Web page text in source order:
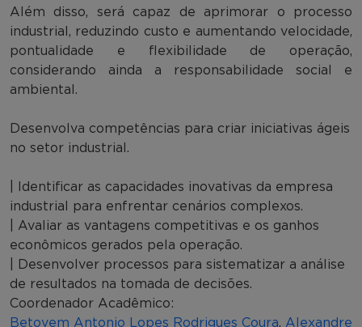
Além disso, será capaz de aprimorar o processo
industrial, reduzindo custo e aumentando velocidade,
pontualidade e flexibilidade de operação,
considerando ainda a responsabilidade social e
ambiental.
Desenvolva competências para criar iniciativas ágeis
no setor industrial.
| Identificar as capacidades inovativas da empresa
industrial para enfrentar cenários complexos.
| Avaliar as vantagens competitivas e os ganhos
econômicos gerados pela operação.
| Desenvolver processos para sistematizar a análise
de resultados na tomada de decisões.
Coordenador Acadêmico:
Betovem Antonio Lopes Rodrigues Coura, Alexandre